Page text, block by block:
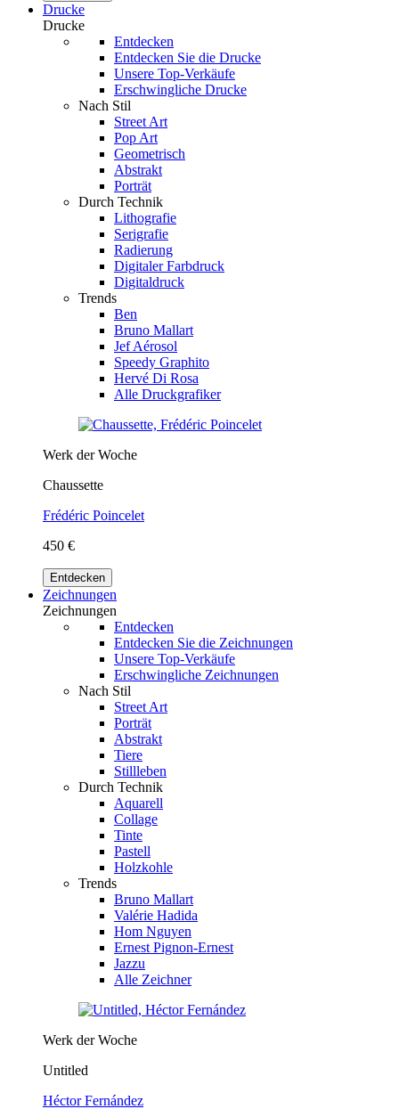
Drucke
Drucke
Entdecken
Entdecken Sie die Drucke
Unsere Top-Verkäufe
Erschwingliche Drucke
Nach Stil
Street Art
Pop Art
Geometrisch
Abstrakt
Porträt
Durch Technik
Lithografie
Serigrafie
Radierung
Digitaler Farbdruck
Digitaldruck
Trends
Ben
Bruno Mallart
Jef Aérosol
Speedy Graphito
Hervé Di Rosa
Alle Druckgrafiker
Werk der Woche
Chaussette
Frédéric Poincelet
450 €
Entdecken
Zeichnungen
Zeichnungen
Entdecken
Entdecken Sie die Zeichnungen
Unsere Top-Verkäufe
Erschwingliche Zeichnungen
Nach Stil
Street Art
Porträt
Abstrakt
Tiere
Stillleben
Durch Technik
Aquarell
Collage
Tinte
Pastell
Holzkohle
Trends
Bruno Mallart
Valérie Hadida
Hom Nguyen
Ernest Pignon-Ernest
Jazzu
Alle Zeichner
Werk der Woche
Untitled
Héctor Fernández